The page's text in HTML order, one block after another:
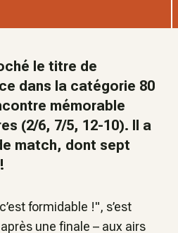
le titre de
dans la catégorie 80
mémorable
(2/6, 7/5, 12-10). Il a
match, dont sept
formidable !", s’est
après une finale – aux airs